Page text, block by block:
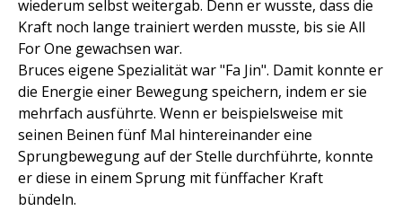
wiederum selbst weitergab. Denn er wusste, dass die
Kraft noch lange trainiert werden musste, bis sie All
For One gewachsen war.
Bruces eigene Spezialität war "Fa Jin". Damit konnte er
die Energie einer Bewegung speichern, indem er sie
mehrfach ausführte. Wenn er beispielsweise mit
seinen Beinen fünf Mal hintereinander eine
Sprungbewegung auf der Stelle durchführte, konnte
er diese in einem Sprung mit fünffacher Kraft
bündeln.